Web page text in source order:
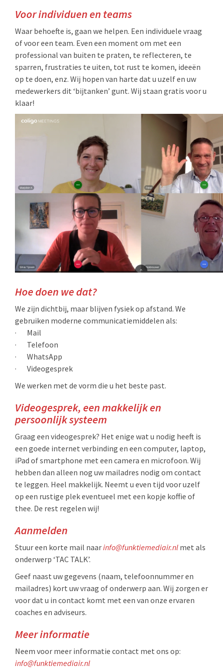
Voor individuen en teams
Waar behoefte is, gaan we helpen. Een individuele vraag
of voor een team. Even een moment om met een
professional van buiten te praten, te reflecteren, te
sparren, frustraties te uiten, tot rust te komen, ideeën
op te doen, enz. Wij hopen van harte dat u uzelf en uw
medewerkers dit ‘bijtanken’ gunt. Wij staan gratis voor u
klaar!
Hoe doen we dat?
We zijn dichtbij, maar blijven fysiek op afstand. We
gebruiken moderne communicatiemiddelen als:
· Mail
· Telefoon
· WhatsApp
· Videogesprek
We werken met de vorm die u het beste past.
Videogesprek, een makkelijk en
persoonlijk systeem
Graag een videogesprek? Het enige wat u nodig heeft is
een goede internet verbinding en een computer, laptop,
iPad of smartphone met een camera en microfoon. Wij
hebben dan alleen nog uw mailadres nodig om contact
te leggen. Heel makkelijk. Neemt u even tijd voor uzelf
op een rustige plek eventueel met een kopje koffie of
thee. De rest regelen wij!
Aanmelden
Stuur een korte mail naarinfo@funktiemediair.nl met als
onderwerp ‘TAC TALK’.
Geef naast uw gegevens (naam, telefoonnummer en
mailadres) kort uw vraag of onderwerp aan. Wij zorgen er
voor dat u in contact komt met een van onze ervaren
coaches en adviseurs.
Meer informatie
Neem voor meer informatie contact met ons op:
info@funktiemediair.nl